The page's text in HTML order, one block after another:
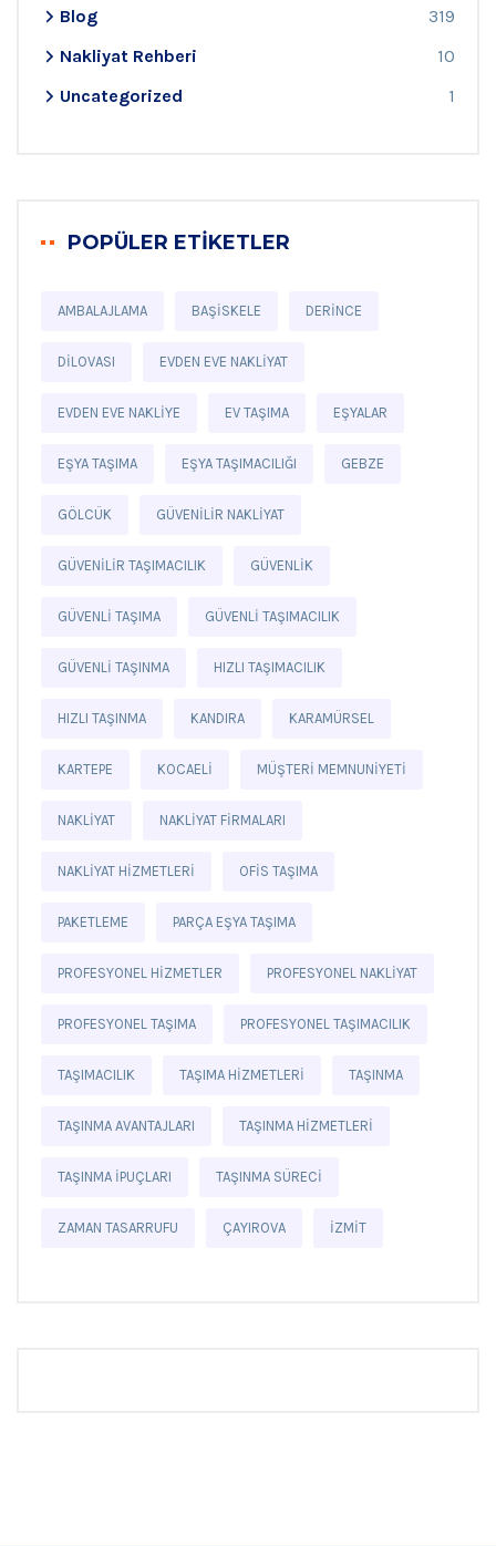
Blog
319
Nakliyat Rehberi
10
Uncategorized
1
POPÜLER ETIKETLER
AMBALAJLAMA BAŞISKELE DERINCE
DILOVASI EVDEN EVE NAKLIYAT
EVDEN EVE NAKLIYE EV TAŞIMA EŞYALAR
EŞYA TAŞIMA EŞYA TAŞIMACILIĞI GEBZE
GÖLCÜK GÜVENILIR NAKLIYAT
GÜVENILIR TAŞIMACILIK GÜVENLIK
GÜVENLI TAŞIMA GÜVENLI TAŞIMACILIK
GÜVENLI TAŞINMA HIZLI TAŞIMACILIK
HIZLI TAŞINMA KANDIRA KARAMÜRSEL
KARTEPE KOCAELI MÜŞTERI MEMNUNIYETI
NAKLIYAT NAKLIYAT FIRMALARI
NAKLIYAT HIZMETLERI OFIS TAŞIMA
PAKETLEME PARÇA EŞYA TAŞIMA
PROFESYONEL HIZMETLER PROFESYONEL NAKLIYAT
PROFESYONEL TAŞIMA PROFESYONEL TAŞIMACILIK
TAŞIMACILIK TAŞIMA HIZMETLERI TAŞINMA
TAŞINMA AVANTAJLARI TAŞINMA HIZMETLERI
TAŞINMA IPUÇLARI TAŞINMA SÜRECI
ZAMAN TASARRUFU ÇAYIROVA İZMIT